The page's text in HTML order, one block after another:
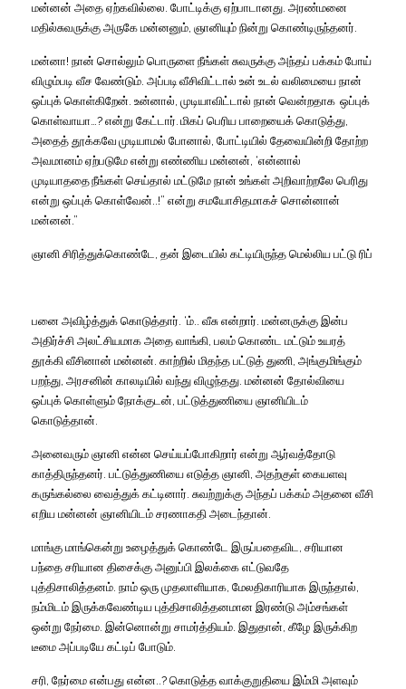
மன்னன் அதை ஏற்கவில்லை. போட்டிக்கு ஏற்பாடானது. அரண்மனை
மதில்சுவருக்கு அருகே மன்னனும் ஞானியும் நின்று கொண்டிருந்தனர்.
மன்னா! நான் சொல்லும் பொருளை நீங்கள் சுவருக்கு அந்தப் பக்கம் போய்
விழும்படி வீச வேண்டும். அப்படி வீசிவிட்டால் உன் உடல் வலிமையை நான்
ஒப்புக் கொள்கிறேன். உன்னால் முடியாவிட்டால் நான் வென்றதாக ஒப்புக்
கொள்வாயா… ? என்று கேட்டார். மிகப் பெரிய பாறையைக் கொடுத்து
அதைத் தூக்கவே முடியாமல் போனால் போட்டியில் தேவையின்றி தோற்ற
அவமானம் ஏற்படுமே என்று எண்ணிய மன்னன் , ‘என்னால்
முடியாததைநீங்கள் செய்தால் மட்டுமே நான் உங்கள் அறிவாற்றலே பெரிது
என்று ஒப்புக் கொள்வேன்..!” என்று சமயோசிதமாகச் சொன்னான்
மன்னன்.”
ஞானி சிரித்துக்கொண்டே தன் இடையில் கட்டியிருந்த மெல்லிய பட்டு ரிப்
பனை அவிழ்த்துக் கொடுத்தார். ‘ம் வீசு என்றார். மன்னருக்கு இன்ப
அதிர்ச்சி அலட்சியமாக அதை வாங்கி பலம் கொண்ட மட்டும் உயரத்
தூக்கி வீசினான் மன்னன். காற்றில் மிதந்த பட்டுத் துணி அங்குமிங்கும்
பறந்து அரசனின் காலடியில் வந்து விழுந்தது. மன்னன் தோல்வியை
ஒப்புக் கொள்ளும் நோக்குடன் பட்டுத்துணியை ஞானியிடம்
கொடுத்தான்.
அனைவரும் ஞானி என்ன செய்யப்போகிறார் என்று ஆர்வத்தோடு
காத்திருந்தனர். பட்டுத்துணியை எடுத்த ஞானி அதற்குள் கையளவு
கருங்கல்லை வைத்துக் கட்டினார். சுவற்றுக்கு அந்தப் பக்கம் அதனை வீசி
எறிய மன்னன் ஞானியிடம் சரணாகதி அடைந்தான்.
மாங்கு மாங்கென்று உழைத்துக் கொண்டே இருப்பதைவிட
சரியான
பந்தை சரியான திசைக்கு அனுப்பி இலக்கை எட்டுவதே
புத்திசாலித்தனம். நாம் ஒரு முதலாளியாக மேலதிகாரியாக இருந்தால்
நம்மிடம் இருக்கவேண்டிய புத்திசாலித்தனமான இரண்டு அம்சங்கள்
ஒன்று நேர்மை. இன்னொன்று சாமர்த்தியம். இதுதான் கீழே இருக்கிற
டீமை அப்படியே கட்டிப் போடும்.
சரி நேர்மை என்பது என்ன.. ? கொடுத்த வாக்குறுதியை இம்மி அளவும்